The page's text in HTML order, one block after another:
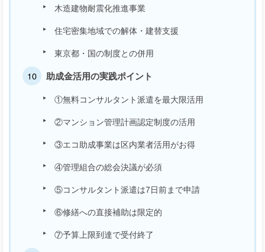
木造建物耐震化推進事業
住宅密集地域での解体・建替支援
東京都・国の制度との併用
助成金活用の実践ポイント
①無料コンサルタント派遣を最大限活用
②マンション管理計画認定制度の活用
③エコ助成事業は区内業者活用がお得
④管理組合の総会決議が必須
⑤コンサルタント派遣は7日前まで申請
⑥修繕への直接補助は限定的
⑦予算上限到達で受付終了